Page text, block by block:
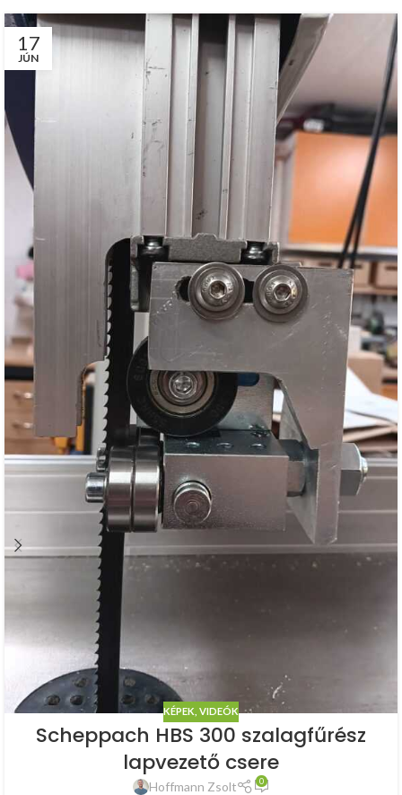
17
JÚN
KÉPEK, VIDEÓK
Scheppach HBS 300 szalagfűrész
lapvezető csere
Hoffmann Zsolt 0